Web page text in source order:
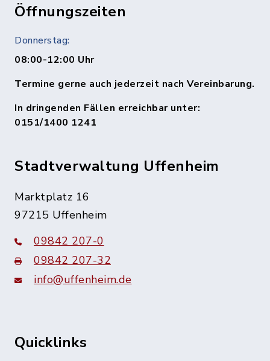
Öffnungszeiten
Donnerstag:
08:00-12:00 Uhr
Termine gerne auch jederzeit nach Vereinbarung.
In dringenden Fällen erreichbar unter:
0151/1400 1241
Stadtverwaltung Uffenheim
Marktplatz 16
97215 Uffenheim
09842 207-0
09842 207-32
info@uffenheim.de
Quicklinks